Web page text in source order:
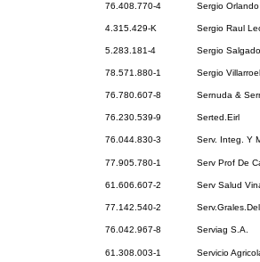
76.408.770-4 Sergio
4.315.429-K Sergio Raul
5.283.181-4 Sergio
78.571.880-1 Sergio
76.780.607-8 Sernuda &
76.230.539-9 Serted.Eirl
76.044.830-3 Serv. Integ. Y
77.905.780-1 Serv Prof De
61.606.607-2 Serv Salud
77.142.540-2
76.042.967-8 Serviag S.A.
61.308.003-1 Servicio